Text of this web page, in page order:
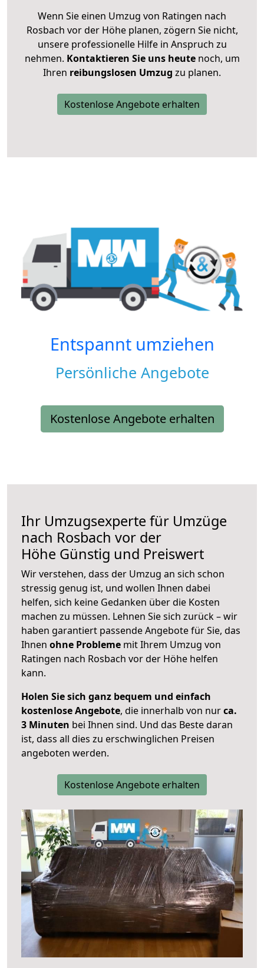
Wenn Sie einen Umzug von Ratingen nach
Rosbach vor der Höhe planen, zögern Sie nicht,
unsere professionelle Hilfe in Anspruch zu
nehmen. Kontaktieren Sie uns heutenoch, um
Ihren reibungslosen Umzug zu planen.
Kostenlose Angebote erhalten
Entspannt umziehen
Persönliche Angebote
Kostenlose Angebote erhalten
Ihr Umzugsexperte für Umzüge
nach Rosbach vor der
Höhe Günstig und Preiswert
Wir verstehen, dass der Umzug an sich schon
stressig genug ist, und wollen Ihnen dabei
helfen, sich keine Gedanken über die Kosten
machen zu müssen. Lehnen Sie sich zurück – wir
haben garantiert passende Angebote für Sie, das
Ihnen ohne Probleme mit Ihrem Umzug von
Ratingen nach Rosbach vor der Höhe helfen
kann.
Holen Sie sich ganz bequem und einfach
kostenlose Angebote, die innerhalb von nurca.
3 Minuten bei Ihnen sind. Und das Beste daran
ist, dass all dies zu erschwinglichen Preisen
angeboten werden.
Kostenlose Angebote erhalten